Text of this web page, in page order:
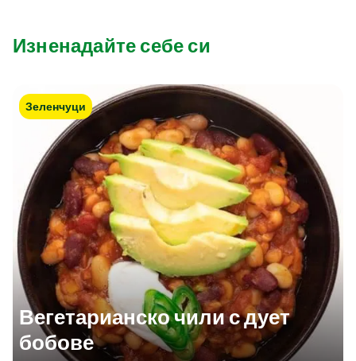
Изненадайте себе си
Зеленчуци
Вегетарианско чили с дует
бобове